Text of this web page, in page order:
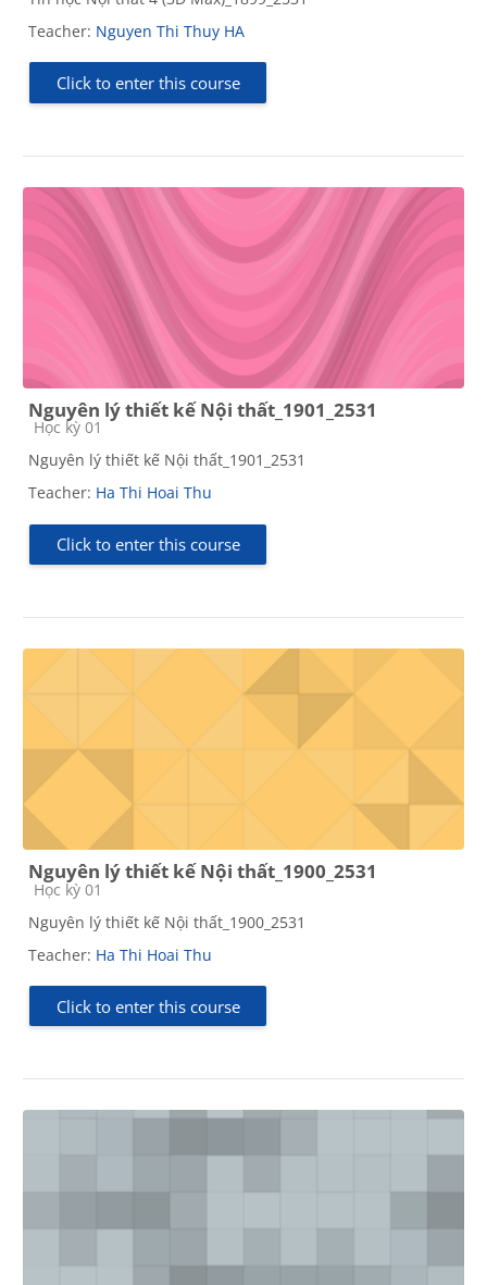
Teacher: Nguyen Thi Thuy HA
Click to enter this course
Nguyên lý thiết kế Nội thất_1901_2531
Course category
Học kỳ 01
Nguyên lý thiết kế Nội thất_1901_2531
Teacher: Ha Thi Hoai Thu
Click to enter this course
Nguyên lý thiết kế Nội thất_1900_2531
Course category
Học kỳ 01
Nguyên lý thiết kế Nội thất_1900_2531
Teacher: Ha Thi Hoai Thu
Click to enter this course